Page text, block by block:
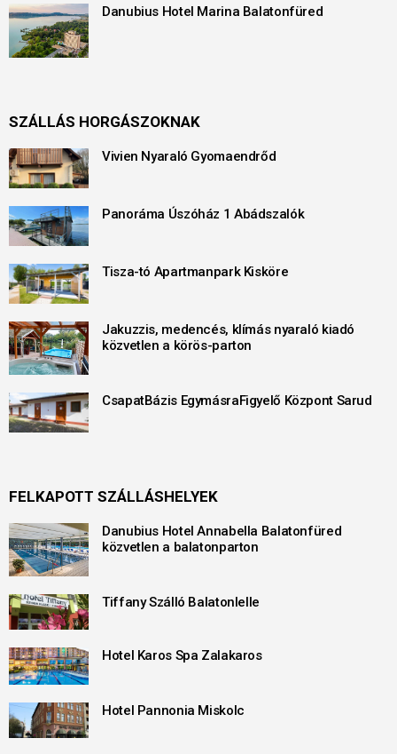
Danubius Hotel Marina Balatonfüred
SZÁLLÁS HORGÁSZOKNAK
Vivien Nyaraló Gyomaendrőd
Panoráma Úszóház 1 Abádszalók
Tisza-tó Apartmanpark Kisköre
Jakuzzis, medencés, klímás nyaraló kiadó
közvetlen a körös-parton
CsapatBázis EgymásraFigyelő Központ Sarud
FELKAPOTT SZÁLLÁSHELYEK
Danubius Hotel Annabella Balatonfüred
közvetlen a balatonparton
Tiffany Szálló Balatonlelle
Hotel Karos Spa Zalakaros
Hotel Pannonia Miskolc